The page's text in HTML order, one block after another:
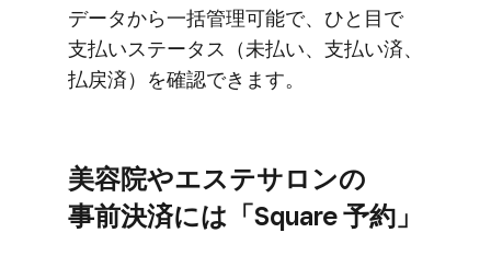
データから​一括​管理可能で、​ひと目で​
支払い​ステータス​（未払い、​支払い済、​
払戻済）を​確認できます。
美容院や​エステサロンの​
事前決済には​「Square 予約」